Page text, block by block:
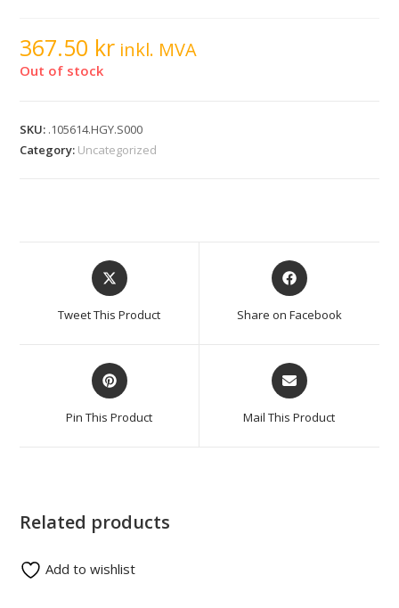
367.50 kr inkl. MVA
Out of stock
SKU: .105614.HGY.S000
Category: Uncategorized
Tweet This Product Share on Facebook
Pin This Product Mail This Product
Related products
Add to wishlist